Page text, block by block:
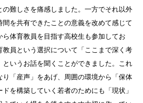
の難しさを痛感しました。一方でそれ以外
を共有できたことの意義を改めて感じて
ら体育教員を目指す高校生も参加してお
教員という選択について「ここまで深く考
というお話を聞くことができました。これ
り「産声」をあげ、周囲の環境から「保体
を構築していく若者のためにも「現状」